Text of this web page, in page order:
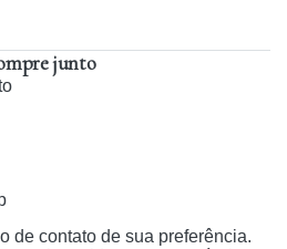
junto
de contato de sua preferência.